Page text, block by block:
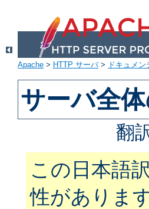
Apache > HTTP サーバ> ドキュメ
サーバ全
翻
この日本語
性がありま